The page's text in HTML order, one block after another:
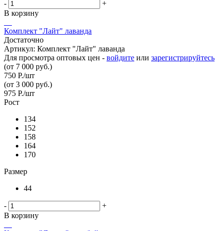
-
+
В корзину
Комплект "Лайт" лаванда
Достаточно
Артикул: Комплект "Лайт" лаванда
Для просмотра оптовых цен - войдите или зарегистрируйтесь
(от 7 000 руб.)
750 Р./шт
(от 3 000 руб.)
975 Р./шт
Рост
134
152
158
164
170
Размер
44
-
+
В корзину